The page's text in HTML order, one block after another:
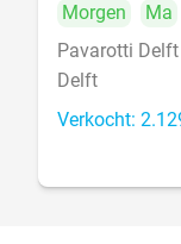
Morgen
Ma
Pavarotti Delft
Delft
Verkocht: